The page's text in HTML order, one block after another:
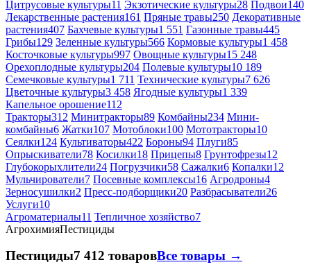
Цитрусовые культуры11 Экзотические культуры28 Подвои140
Лекарственные растения161 Пряные травы250 Декоративные
растения407 Бахчевые культуры1 551 Газонные травы445
Грибы129 Зеленные культуры566 Кормовые культуры1 458
Косточковые культуры997 Овощные культуры15 248
Орехоплодные культуры204 Полевые культуры10 189
Семечковые культуры1 711 Технические культуры7 626
Цветочные культуры3 458 Ягодные культуры1 339
Капельное орошение112
Тракторы312 Минитракторы89 Комбайны234 Мини-
комбайны6 Жатки107 Мотоблоки100 Мототракторы10
Сеялки124 Культиваторы422 Бороны94 Плуги85
Опрыскиватели78 Косилки18 Прицепы8 Грунтофрезы12
Глубокорыхлители24 Погрузчики58 Сажалки6 Копалки12
Мульчирователи7 Посевные комплексы16 Агродроны4
Зерносушилки2 Пресс-подборщики20 Разбрасыватели26
Услуги10
Агроматериалы11 Тепличное хозяйство7
АгрохимияПестициды
Пестициды7 412 товаровВсе товары →